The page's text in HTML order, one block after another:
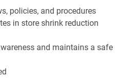
policies, and procedures
in store shrink reduction
and maintains a safe